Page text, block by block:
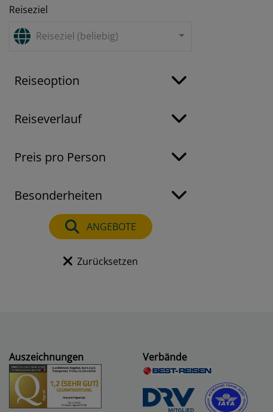
Reiseziel
Reiseziel (beliebig)
Reiseoption
Reiseverlauf
Preis pro Person
Besonderheiten
ANGEBOTE
Zurücksetzen
Auszeichnungen Verbände